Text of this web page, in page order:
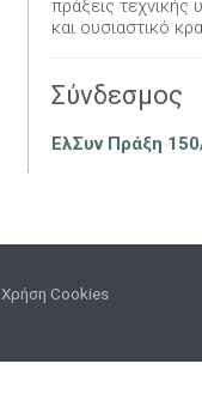
πράξεις τεχνικής
και ουσιαστικό
Σύνδεσμος
ΕλΣυν Πράξη
Χρήση Cookies